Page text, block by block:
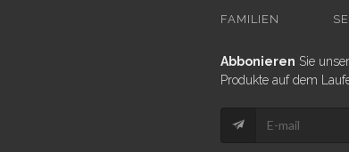
FAMILIEN
Abbonieren Sie
Produkte auf dem